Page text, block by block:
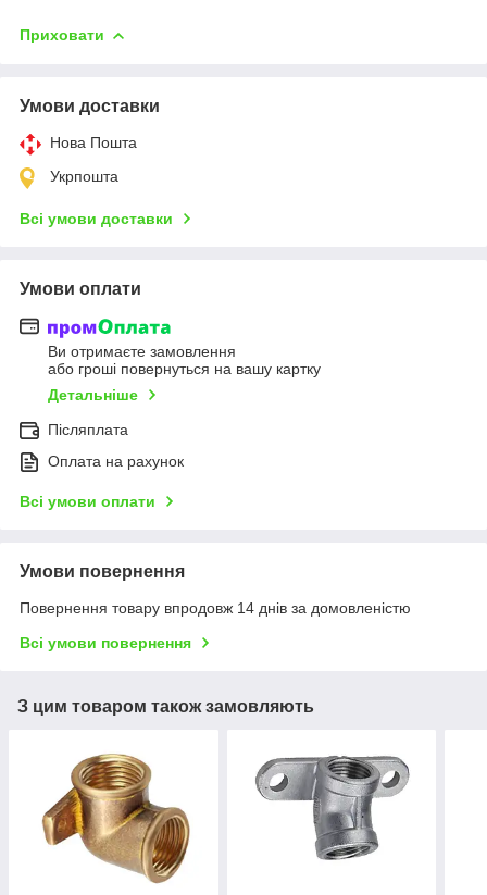
Приховати
Умови доставки
Нова Пошта
Укрпошта
Всі умови доставки
Умови оплати
Ви отримаєте замовлення
або гроші повернуться на вашу картку
Детальніше
Післяплата
Оплата на рахунок
Всі умови оплати
Умови повернення
Повернення товару впродовж 14 днів за домовленістю
Всі умови повернення
З цим товаром також замовляють